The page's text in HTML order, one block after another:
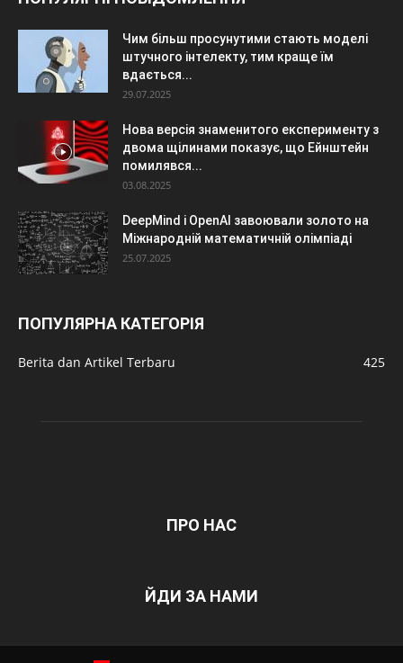
Чим більш просунутими стають моделі
штучного інтелекту, тим краще їм
вдається...
29.07.2025
Нова версія знаменитого експерименту з
двома щілинами показує, що Ейнштейн
помилявся...
03.08.2025
DeepMind і OpenAI завоювали золото на
Міжнародній математичній олімпіаді
25.07.2025
ПОПУЛЯРНА КАТЕГОРІЯ
Berita dan Artikel Terbaru 425
ПРО НАС
ЙДИ ЗА НАМИ